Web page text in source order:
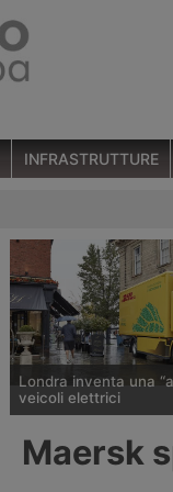
INFRASTRUTTURE
Londra inventa una
veicoli elettrici
ibride plug-in
Regno Unito
Maersk